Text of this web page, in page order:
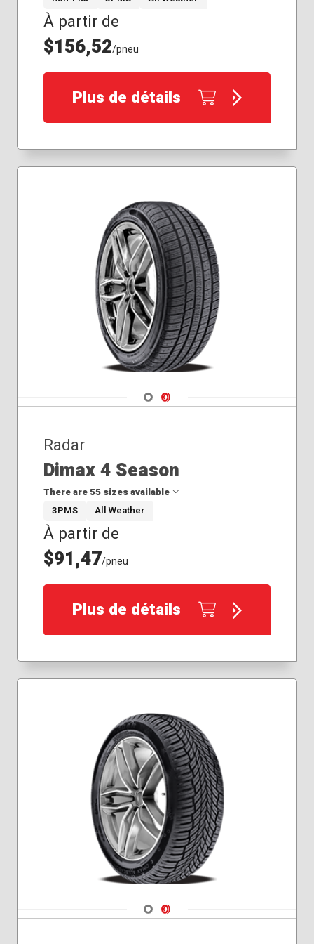
195/55R16
205/45R17
225/45R18
225/60R18
235/55R19
245/45R18
255/45R20
À partir de
$156,52/pneu
Plus de détails
Navigate 1
Navigate 2
Radar
Dimax 4 Season
There are 55 sizes available
165/65R14
165/65R15
175/65R14
175/65R15
185/55R15
185/60R14
185/65R15
205/50R17
205/55R16
205/55R17
205/60R16
215/45R17
215/50R17
215/55R16
215/55R17
215/60R16
215/65R17
3PMS All Weather
À partir de
$91,47/pneu
Plus de détails
Navigate 1
Navigate 2